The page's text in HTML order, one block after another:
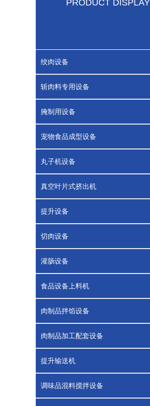
PRODUCT DISPLAY
绞肉设备
斩肉料专用设备
腌制用设备
宠物食品成型设备
丸子机设备
真空叶片式挤出机
提升设备
切肉设备
灌肠设备
食品设备上料机
肉制品拌馅设备
肉制品加工配套设备
提升输送机
调味品混料搅拌设备